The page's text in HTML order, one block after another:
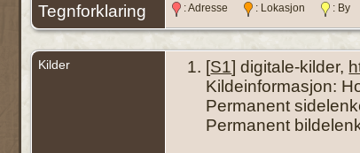
Tegnforklaring : Adresse : Lokasjon : By
Kilder [S1] digitale-kilder,
Kildeinformasjon:
Permanent
Permanent